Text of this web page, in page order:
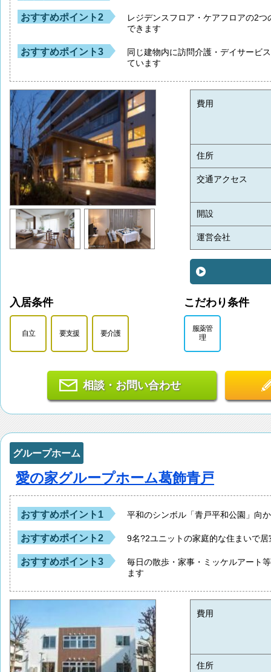
おすすめポイント2
レジデンスフロア・ケアフロアの2
できます
おすすめポイント3
同じ建物内に訪問介護・デイサービ
ています
費用
住所
交通アクセス
開設
運営会社
入居条件
自立 要支援 要介護
こだわり条件
服薬管
理
相談・お問い合わせ
グループホーム
愛の家グループホーム葛飾青戸
おすすめポイント1 平和のシンボル「青戸平和公園」向
おすすめポイント2 9名?2ユニットの家庭的な住まいで
おすすめポイント3
毎日の散歩・家事・ミッケルアート
ます
費用
住所